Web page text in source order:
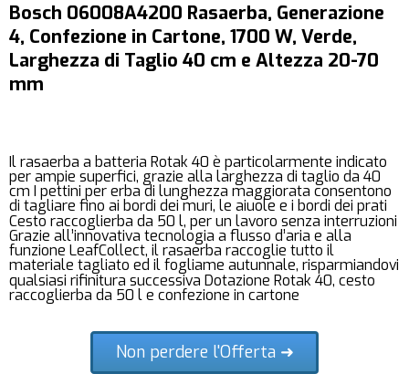
Bosch 06008A4200 Rasaerba, Generazione
4, Confezione in Cartone, 1700 W, Verde,
Larghezza di Taglio 40 cm e Altezza 20-70
mm
Il rasaerba a batteria Rotak 40 è particolarmente indicato
per ampie superfici, grazie alla larghezza di taglio da 40
cm I pettini per erba di lunghezza maggiorata consentono
di tagliare fino ai bordi dei muri, le aiuole e i bordi dei prati
Cesto raccoglierba da 50 l, per un lavoro senza interruzioni
Grazie all’innovativa tecnologia a flusso d’aria e alla
funzione LeafCollect, il rasaerba raccoglie tutto il
materiale tagliato ed il fogliame autunnale, risparmiandovi
qualsiasi rifinitura successiva Dotazione Rotak 40, cesto
raccoglierba da 50 l e confezione in cartone
Non perdere l'Offerta ➜